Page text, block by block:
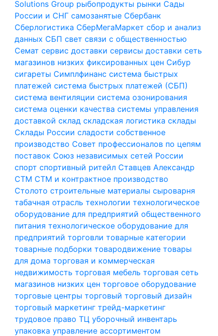
Solutions Group рыбопродукты рынки Сады
России и СНГ самозанятые Сбербанк
Сберлогистика СберМегаМаркет сбор и анализ
данных СБП свет связи с общественностью
Семат сервис доставки сервисы доставки сеть
магазинов низких фиксированных цен Сибур
сигареты Симплфинанс система быстрых
платежей система быстрых платежей (СБП)
система вентиляции система озонирования
система оценки качества системы управления
доставкой склад складская логистика склады
Склады России сладости собственное
производство Совет профессионалов по цепям
поставок Союз независимых сетей России
спорт спортивный ритейл Ставцев Александр
СТМ СТМ и контрактное производство
Столото строительные материалы сыроварня
табачная отрасль технологии технологическое
оборудование для предприятий общественного
питания технологическое оборудование для
предприятий торговли товарные категории
товарные подборки товародвижение товары
для дома торговая и коммерческая
недвижимость торговая мебель торговая сеть
магазинов низких цен торговое оборудование
торговые центры торговый торговый дизайн
торговый маркетинг трейд-маркетинг
трудовое право ТЦ уборочный инвентарь
упаковка управление ассортиментом